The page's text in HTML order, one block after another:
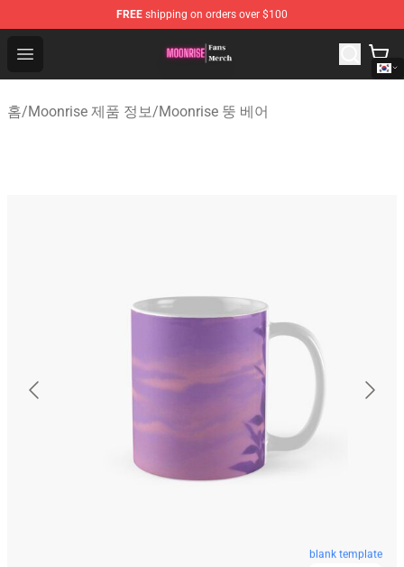
FREE shipping on orders over $100
Open menu
Moonrise Store - Official Moonrise Merchandise Shop
홈/Moonrise 제품 정보/Moonrise 뚱 베어
blank template